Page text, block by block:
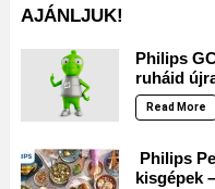
AJÁNLJUK!
Philips
ruháid
Read More
Philips
kisgépek